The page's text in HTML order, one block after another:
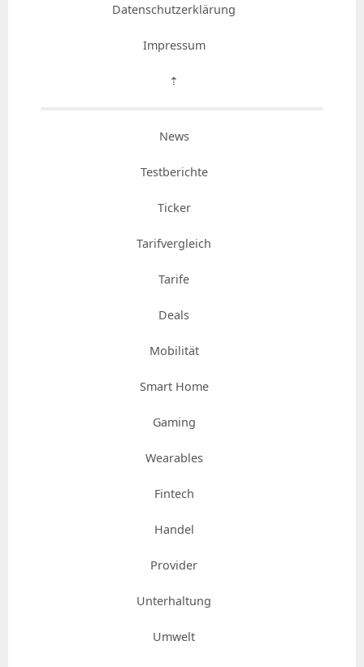
Datenschutzerklärung
Impressum
⇡
News
Testberichte
Ticker
Tarifvergleich
Tarife
Deals
Mobilität
Smart Home
Gaming
Wearables
Fintech
Handel
Provider
Unterhaltung
Umwelt